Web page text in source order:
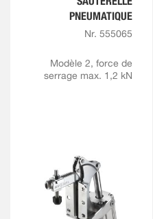
PNEUMATIQUE
Nr. 555065
Modèle 2, force de
serrage max. 1,2 kN